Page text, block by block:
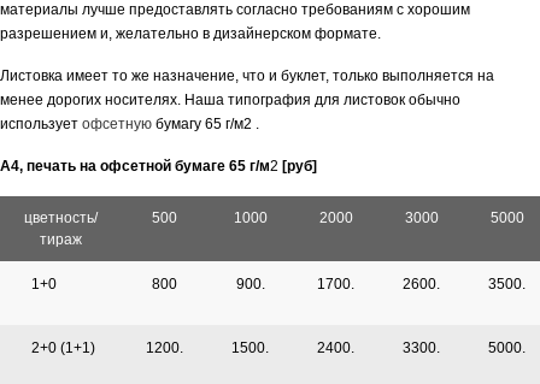
материалы лучше предоставлять согласно требованиям с хорошим
разрешением и, желательно в дизайнерском формате.
Листовка имеет то же назначение, что и буклет, только выполняется на
менее дорогих носителях. Наша типография для листовок обычно
использует офсетную бумагу 65 г/м2 .
А4, печать на офсетной бумаге 65 г/м2 [руб]
цветность/
тираж
500 1000 2000 3000 5000
1+0 800 900. 1700. 2600. 3500.
2+0 (1+1) 1200. 1500. 2400. 3300. 5000.